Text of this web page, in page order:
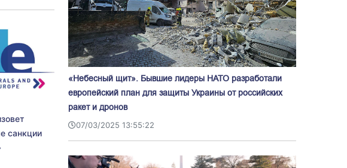
санкции
«Небесный щит». Бывшие лидеры НАТО разработали
европейский план для защиты Украины от российских
ракет и дронов
07/03/2025 13:55:22